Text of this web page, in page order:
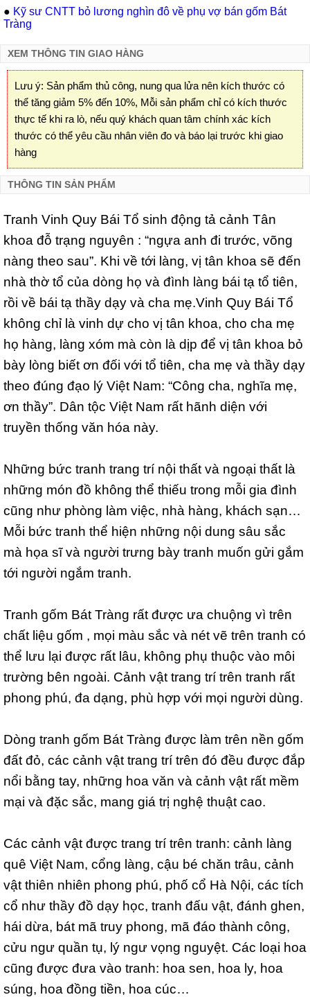
● Kỹ sư CNTT bỏ lương nghìn đô về phụ vợ bán gốm Bát
Tràng
XEM THÔNG TIN GIAO HÀNG
Lưu ý: Sản phẩm thủ công, nung qua lửa nên kích thước có
thể tăng giảm 5% đến 10%, Mỗi sản phẩm chỉ có kích thước
thực tế khi ra lò, nếu quý khách quan tâm chính xác kích
thước có thể yêu cầu nhân viên đo và báo lại trước khi giao
hàng
THÔNG TIN SẢN PHẨM
Tranh Vinh Quy Bái Tổ sinh động tả cảnh Tân
khoa đỗ trạng nguyên : “ngựa anh đi trước, võng
nàng theo sau”. Khi về tới làng, vị tân khoa sẽ đến
nhà thờ tổ của dòng họ và đình làng bái tạ tổ tiên,
rồi về bái tạ thầy dạy và cha mẹ.Vinh Quy Bái Tổ
không chỉ là vinh dự cho vị tân khoa, cho cha mẹ
họ hàng, làng xóm mà còn là dịp để vị tân khoa bỏ
bày lòng biết ơn đối với tổ tiên, cha mẹ và thầy dạy
theo đúng đạo lý Việt Nam: “Công cha, nghĩa mẹ,
ơn thầy”. Dân tộc Việt Nam rất hãnh diện với
truyền thống văn hóa này.
Những bức tranh trang trí nội thất và ngoại thất là
những món đồ không thể thiếu trong mỗi gia đình
cũng như phòng làm việc, nhà hàng, khách sạn…
Mỗi bức tranh thể hiện những nội dung sâu sắc
mà họa sĩ và người trưng bày tranh muốn gửi gắm
tới người ngắm tranh.
Tranh gốm Bát Tràng rất được ưa chuộng vì trên
chất liệu gốm , mọi màu sắc và nét vẽ trên tranh có
thể lưu lại được rất lâu, không phụ thuộc vào môi
trường bên ngoài. Cảnh vật trang trí trên tranh rất
phong phú, đa dạng, phù hợp với mọi người dùng.
Dòng tranh gốm Bát Tràng được làm trên nền gốm
đất đỏ, các cảnh vật trang trí trên đó đều được đắp
nổi bằng tay, những hoa văn và cảnh vật rất mềm
mại và đặc sắc, mang giá trị nghệ thuật cao.
Các cảnh vật được trang trí trên tranh: cảnh làng
quê Việt Nam, cổng làng, cậu bé chăn trâu, cảnh
vật thiên nhiên phong phú, phố cổ Hà Nội, các tích
cổ như thầy đồ dạy học, tranh đấu vật, đánh ghen,
hái dừa, bát mã truy phong, mã đáo thành công,
cửu ngư quần tụ, lý ngư vọng nguyệt. Các loại hoa
cũng được đưa vào tranh: hoa sen, hoa ly, hoa
súng, hoa đồng tiền, hoa cúc…